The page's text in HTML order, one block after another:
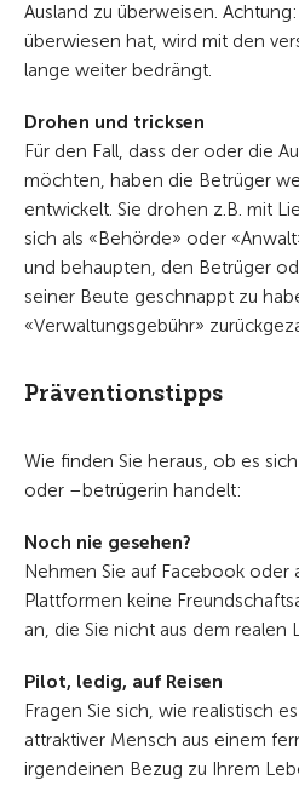
Ausland zu überweisen.
überwiesen hat, wird mit den
lange weiter bedrängt.
Drohen und tricksen
Für den Fall, dass der oder die
möchten, haben die Betrüger
entwickelt. Sie drohen z.B. mit
sich als «Behörde» oder
und behaupten, den Betrüger
seiner Beute geschnappt zu
«Verwaltungsgebühr»
Präventionstipps
Wie finden Sie heraus, ob es
oder –betrügerin handelt:
Noch nie gesehen?
Nehmen Sie auf Facebook oder
Plattformen keine
an, die Sie nicht aus dem realen
Pilot, ledig, auf Reisen
Fragen Sie sich, wie realistisch
attraktiver Mensch aus einem
irgendeinen Bezug zu Ihrem